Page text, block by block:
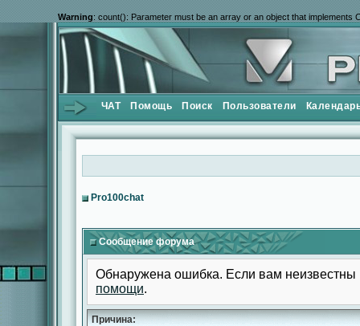
Warning: count(): Parameter must be an array or an object that implements
ЧАТ Помощь Поиск Пользователи
Pro100chat
Сообщение форума
Обнаружена ошибка. Если вам
помощи.
Причина: